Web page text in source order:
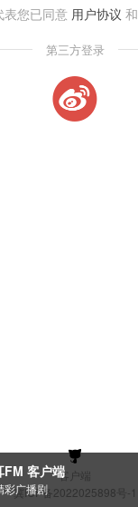
表您已同意 用户协议 和
第三方登录
客户端
冀ICP备2022025898号-1
FM 客户端
彩广播剧